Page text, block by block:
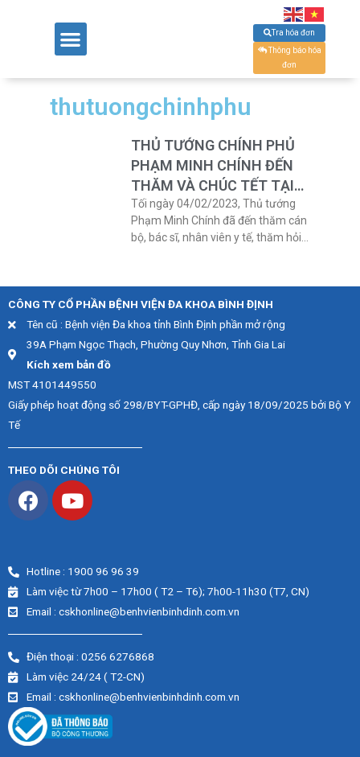
Tra hóa đơn
Thông báo hóa
đơn
thutuongchinhphu
THỦ TƯỚNG CHÍNH PHỦ
PHẠM MINH CHÍNH ĐẾN
THĂM VÀ CHÚC TẾT TẠI
BỆNH VIỆN BÌNH ĐỊNH
Tối ngày 04/02/2023, Thủ tướng
Phạm Minh Chính đã đến thăm cán
bộ, bác sĩ, nhân viên y tế, thăm hỏi
tướng có Bộ trưởng Bộ Tài chính Hồ
Đức Phớc, Bí thư Tỉnh ủy Bình Định
Hồ Quốc Dũng, Chủ
CÔNG TY CỔ PHẦN BỆNH VIỆN ĐA KHOA BÌNH ĐỊNH
Tên cũ : Bệnh viện Đa khoa tỉnh Bình Định phần mở rộng
39A Phạm Ngọc Thạch, Phường Quy Nhơn, Tỉnh Gia Lai
Kích xem bản đồ
MST 4101449550
Giấy phép hoạt động số 298/BYT-GPHĐ, cấp ngày 18/09/2025 bởi Bộ Y
Tế
THEO DÕI CHÚNG TÔI
Hotline : 1900 96 96 39
Làm việc từ 7h00 – 17h00 ( T2 – T6); 7h00-11h30 (T7, CN)
Email : cskhonline@benhvienbinhdinh.com.vn
Điện thoại : 0256 6276868
Làm việc 24/24 ( T2-CN)
Email : cskhonline@benhvienbinhdinh.com.vn